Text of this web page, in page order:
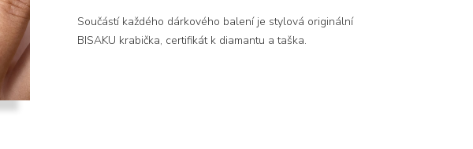
Součástí každého dárkového balení je stylová originální
BISAKU krabička, certifikát k diamantu a taška.